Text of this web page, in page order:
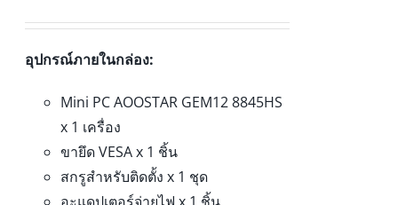
อุปกรณ์ภายในกล่อง:
Mini PC AOOSTAR GEM12 8845HS
x 1 เครื่อง
ขายึด VESA x 1 ชิ้น
สกรูสำหรับติดตั้ง x 1 ชุด
อะแดปเตอร์จ่ายไฟ x 1 ชิ้น